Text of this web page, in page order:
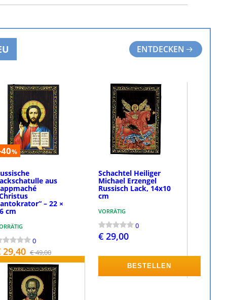
ENTDECKEN
%
aus
– 22 ×
cm
0
29,40 € 49,00
BESTELLEN
Schachtel Heiliger
Michael Erzengel
Russisch Lack, 14x10
cm
VORRÄTIG
0
€ 29,00
BESTELLEN